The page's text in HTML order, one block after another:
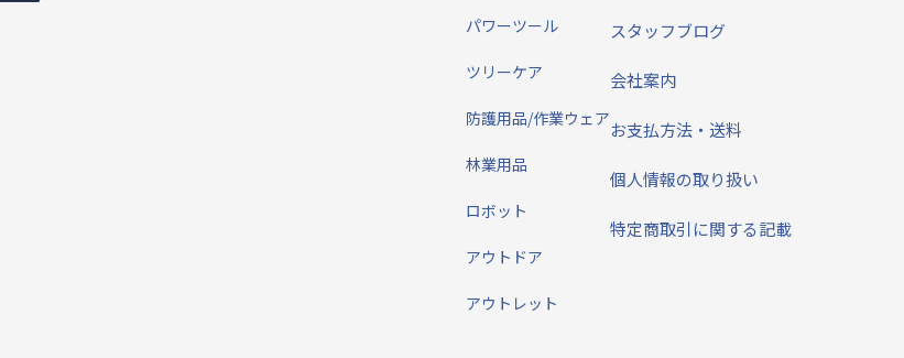
パワーツール
ツリーケア
防護用品/作業ウェア
林業用品
ロボット
アウトドア
アウトレット
スタッフブログ
会社案内
お支払方法・送料
個人情報の取り扱い
特定商取引に関する記載